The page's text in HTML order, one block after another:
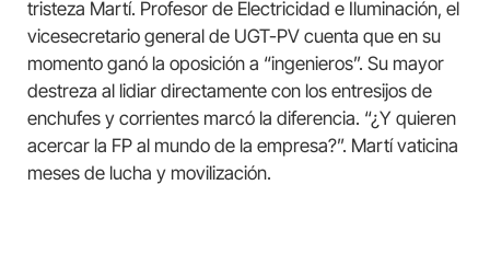
tristeza Martí. Profesor de Electricidad e Iluminación, el
vicesecretario general de UGT-PV cuenta que en su
momento ganó la oposición a “ingenieros”. Su mayor
destreza al lidiar directamente con los entresijos de
enchufes y corrientes marcó la diferencia. “¿Y quieren
acercar la FP al mundo de la empresa?”. Martí vaticina
meses de lucha y movilización.